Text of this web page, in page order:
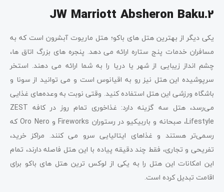
JW Marriott Absheron Baku.2
یکی دیگر از بهترین هتل های باکو؛ هتل ماریوت آبشرون است که به
مسافران خدمات پنج ستاره ارائه می دهد. پنجره های بزرگ اتاق ها،
چشم انداز زیبایی از شهر یا دریا را به شما ارائه می دهند. استخر
سرپوشیده این هتل نیز رو به اقیانوس است و می توانید از سونا و
باشگاه ورزشی این هتل استفاده کنید. وقتی نوبت به وعده‌های غذایی
می‌رسد، هتل سه گزینه دارد: غذاخوری تمام روز در کافه ZEST
Lifestyle، صبحانه و باربیکیو در رستوران Fireworks و Oro Nero که
رسمی‌تر هستند و غذاهای ایتالیایی سرو می کنند. مراکز خرید،
تفریحی و تجاری، فقط چند دقیقه پیاده با این هتل فاصله دارند، تمام
این امکانات این هتل را به یکی از لوکس ترین هتل های باکو برای
اقامت تبدیل کرده است.